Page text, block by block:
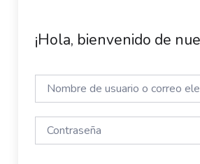
¡Hola, bienvenido de